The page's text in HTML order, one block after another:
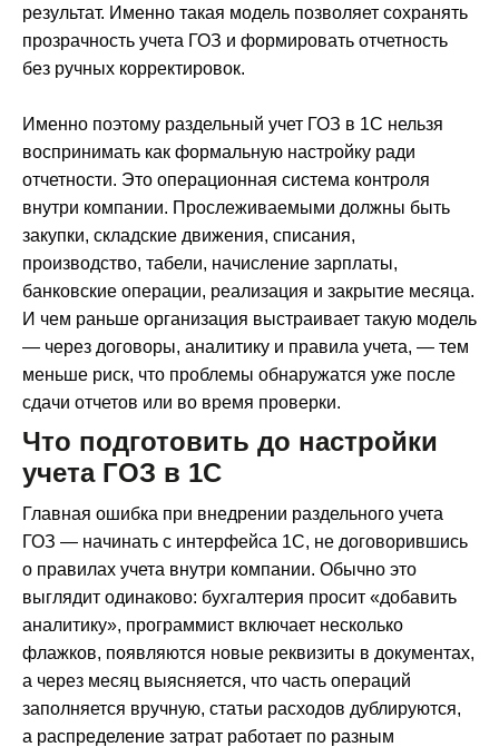
результат. Именно такая модель позволяет сохранять
прозрачность учета ГОЗ и формировать отчетность
без ручных корректировок.
Именно поэтому раздельный учет ГОЗ в 1С нельзя
воспринимать как формальную настройку ради
отчетности. Это операционная система контроля
внутри компании. Прослеживаемыми должны быть
закупки, складские движения, списания,
производство, табели, начисление зарплаты,
банковские операции, реализация и закрытие месяца.
И чем раньше организация выстраивает такую модель
— через договоры, аналитику и правила учета, — тем
меньше риск, что проблемы обнаружатся уже после
сдачи отчетов или во время проверки.
Что подготовить до настройки
учета ГОЗ в 1С
Главная ошибка при внедрении раздельного учета
ГОЗ — начинать с интерфейса 1С, не договорившись
о правилах учета внутри компании. Обычно это
выглядит одинаково: бухгалтерия просит «добавить
аналитику», программист включает несколько
флажков, появляются новые реквизиты в документах,
а через месяц выясняется, что часть операций
заполняется вручную, статьи расходов дублируются,
а распределение затрат работает по разным